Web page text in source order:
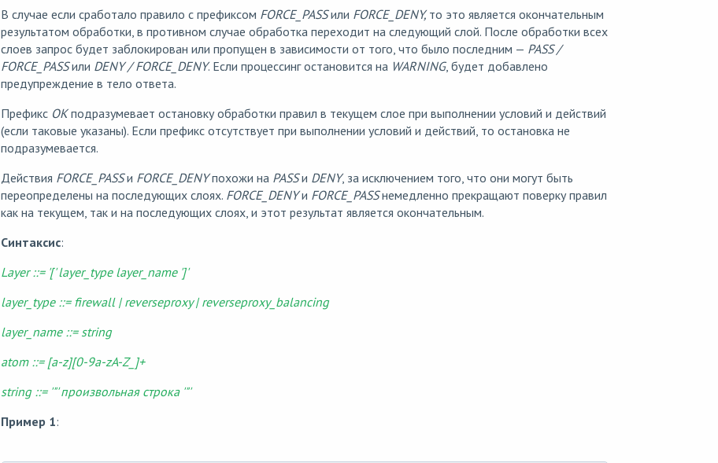
В случае если сработало правило с префиксом FORCE_PASSили FORCE_DENY,то это является окончательным
результатом обработки, в противном случае обработка переходит на следующий слой. После обработки всех
слоев запрос будет заблокирован или пропущен в зависимости от того, что было последним — PASS /
FORCE_PASSили DENY / FORCE_DENY. Если процессинг остановится на WARNING, будет добавлено
предупреждение в тело ответа.
Префикс OKподразумевает остановку обработки правил в текущем слое при выполнении условий и действий
(если таковые указаны). Если префикс отсутствует при выполнении условий и действий, то остановка не
подразумевается.
Действия FORCE_PASSи FORCE_DENYпохожи на PASSи DENY, за исключением того, что они могут быть
переопределены на последующих слоях. FORCE_DENYи FORCE_PASSнемедленно прекращают поверку правил
как на текущем, так и на последующих слоях, и этот результат является окончательным.
Синтаксис:
Layer ::= '[' layer_type layer_name ']'
layer_type ::= firewall | reverseproxy | reverseproxy_balancing
layer_name ::= string
atom ::= [a-z][0-9a-zA-Z_]+
string ::= '"' произвольная строка '"'
Пример 1: